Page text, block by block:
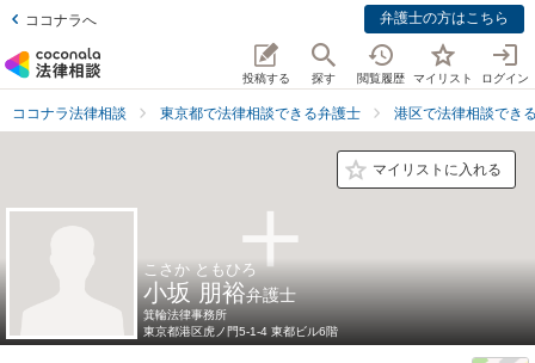
ココナラへ 弁護士の方はこちら
投稿する 探す 閲覧履歴 マイリスト ログイン
ココナラ法律相談 東京都で法律相談できる弁護士 港区で法律相談でき
マイリストに入れる
こさか ともひろ
小坂 朋裕弁護士
箕輪法律事務所
東京都港区虎ノ門5-1-4 東都ビル6階